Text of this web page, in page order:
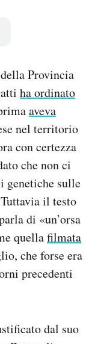
Provincia
ha ordinato
aveva
nel territorio
con certezza
che non ci
genetiche sulle
il testo
di «un’orsa
quellafilmata
che forse era
precedenti
dal suo